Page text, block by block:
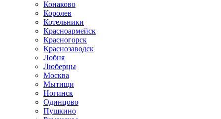
Конаково
Королев
Котельники
Красноармейск
Красногорск
Краснозаводск
Лобня
Люберцы
Москва
Мытищи
Ногинск
Одинцово
Пушкино